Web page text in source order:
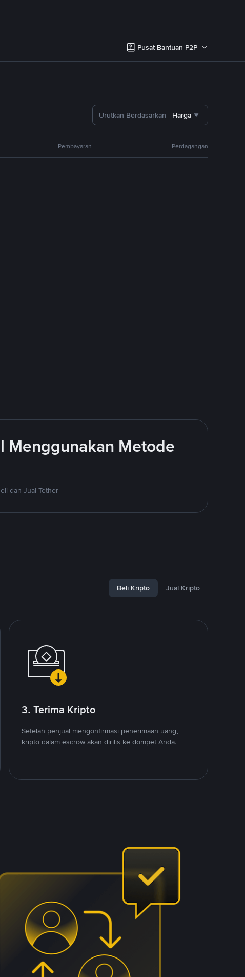
Pusat Bantuan P2P
Urutkan Berdasarkan Harga
Pembayaran Perdagangan
Menggunakan Metode
dan Jual Tether
Beli Kripto Jual Kripto
3. Terima Kripto
Setelah penjual mengonfirmasi penerimaan uang,
kripto dalam escrow akan dirilis ke dompet Anda.